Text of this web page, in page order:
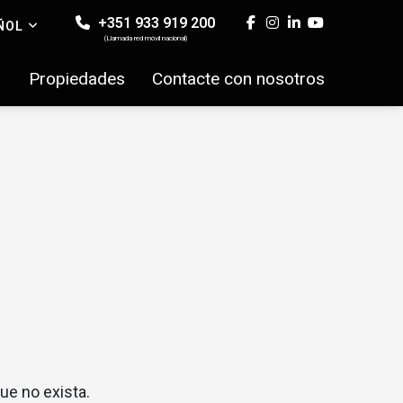
+351 933 919 200
(Llamada red móvil nacional)
Propiedades Contacte con nosotros
no exista.